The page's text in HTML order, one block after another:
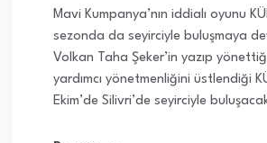
Mavi Kumpanya’nın iddialı oyunu
sezonda da seyirciyle buluşmaya
Volkan Taha Şeker’in yazıp
yardımcı yönetmenliğini üstlendiği
Ekim’de Silivri’de seyirciyle